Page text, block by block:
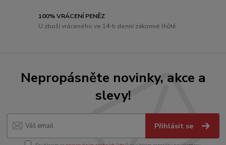
100% VRÁCENÍ PENĚZ
U zboží vráceného ve 14-ti denní zákonné lhůtě
Nepropásněte novinky, akce a
slevy!
Přihlásit se